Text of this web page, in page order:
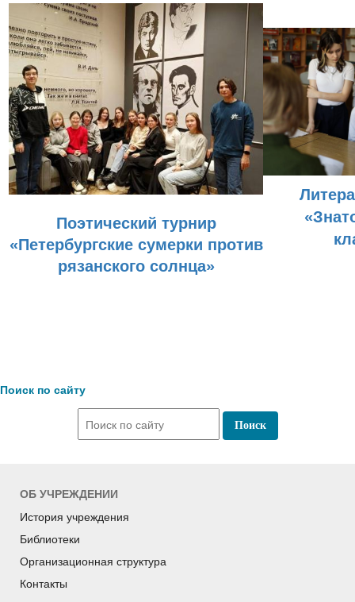
Поэтический турнир
«Петербургские сумерки против
рязанского солнца»
Поиск по сайту
ОБ УЧРЕЖДЕНИИ
История учреждения
Библиотеки
Организационная структура
Контакты